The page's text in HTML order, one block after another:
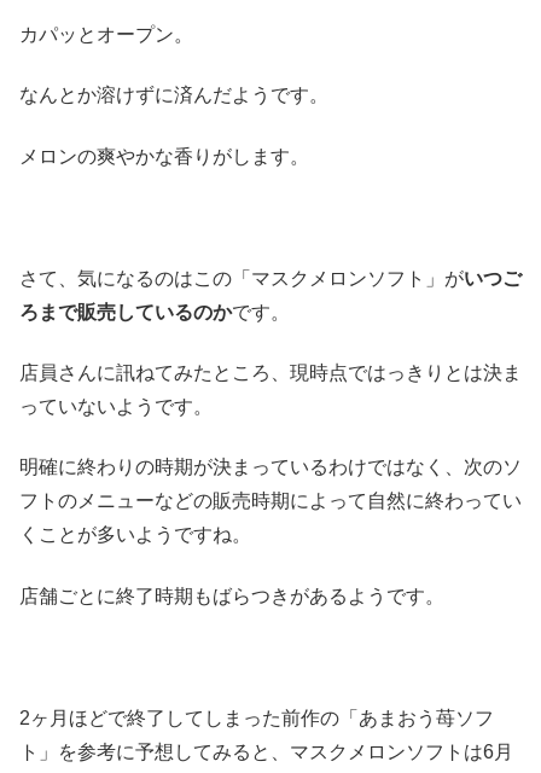
カパッとオープン。
なんとか溶けずに済んだようです。
メロンの爽やかな香りがします。
さて、気になるのはこの「マスクメロンソフト」がいつご
ろまで販売しているのかです。
店員さんに訊ねてみたところ、現時点ではっきりとは決ま
っていないようです。
明確に終わりの時期が決まっているわけではなく、次のソ
フトのメニューなどの販売時期によって自然に終わってい
くことが多いようですね。
店舗ごとに終了時期もばらつきがあるようです。
2ヶ月ほどで終了してしまった前作の「あまおう苺ソフ
ト」を参考に予想してみると、マスクメロンソフトは6月